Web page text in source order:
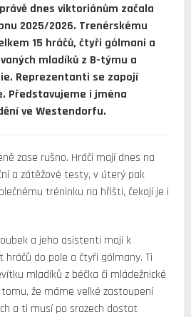
dnes viktoriánům začala
2025/2026. Trenérskému
15 hráčů, čtyři gólmani a
mladíků z B-týmu a
Reprezentanti se zapojí
Představujeme i jména
ve Westendorfu.
zase rušno. Hráči mají dnes na
a zátěžové testy, v úterý pak
tréninku na hřišti, čekají je i
a jeho asistenti mají k
hráčů do pole a čtyři gólmany. Ti
mladíků z béčka či mládežnické
že máme velké zastoupení
a ti musí po srazech dostat